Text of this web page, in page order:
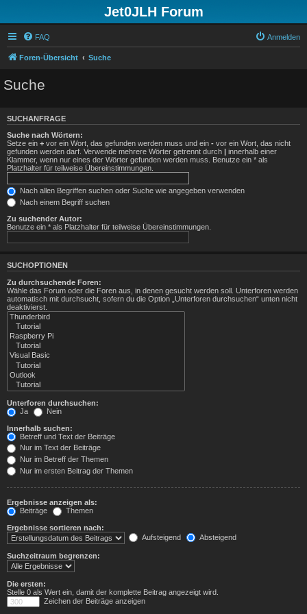
Jet0JLH Forum
FAQ Anmelden
Foren-Übersicht Suche
Suche
SUCHANFRAGE
Suche nach Wörtern:
Setze ein + vor ein Wort, das gefunden werden muss und ein - vor ein Wort, das nicht
gefunden werden darf. Verwende mehrere Wörter getrennt durch | innerhalb einer
Klammer, wenn nur eines der Wörter gefunden werden muss. Benutze ein * als
Platzhalter für teilweise Übereinstimmungen.
Nach allen Begriffen suchen oder Suche wie angegeben verwenden
Nach einem Begriff suchen
Zu suchender Autor:
Benutze ein * als Platzhalter für teilweise Übereinstimmungen.
SUCHOPTIONEN
Zu durchsuchende Foren:
Wähle das Forum oder die Foren aus, in denen gesucht werden soll. Unterforen werden
automatisch mit durchsucht, sofern du die Option „Unterforen durchsuchen“ unten nicht
deaktivierst.
Unterforen durchsuchen:
Ja
Nein
Innerhalb suchen:
Betreff und Text der Beiträge
Nur im Text der Beiträge
Nur im Betreff der Themen
Nur im ersten Beitrag der Themen
Ergebnisse anzeigen als:
Beiträge
Themen
Ergebnisse sortieren nach:
Aufsteigend
Absteigend
Suchzeitraum begrenzen:
Die ersten:
Stelle 0 als Wert ein, damit der komplette Beitrag angezeigt wird.
Zeichen der Beiträge anzeigen